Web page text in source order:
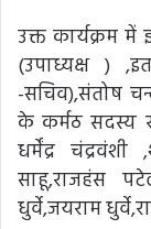
उक्त कार्यक्रम
(उपाध्यक्ष )
-सचिव),संतोष
के कर्मठ सदस्य
धर्मेंद्र
साहू,राजहंस
धुर्वे,जयराम